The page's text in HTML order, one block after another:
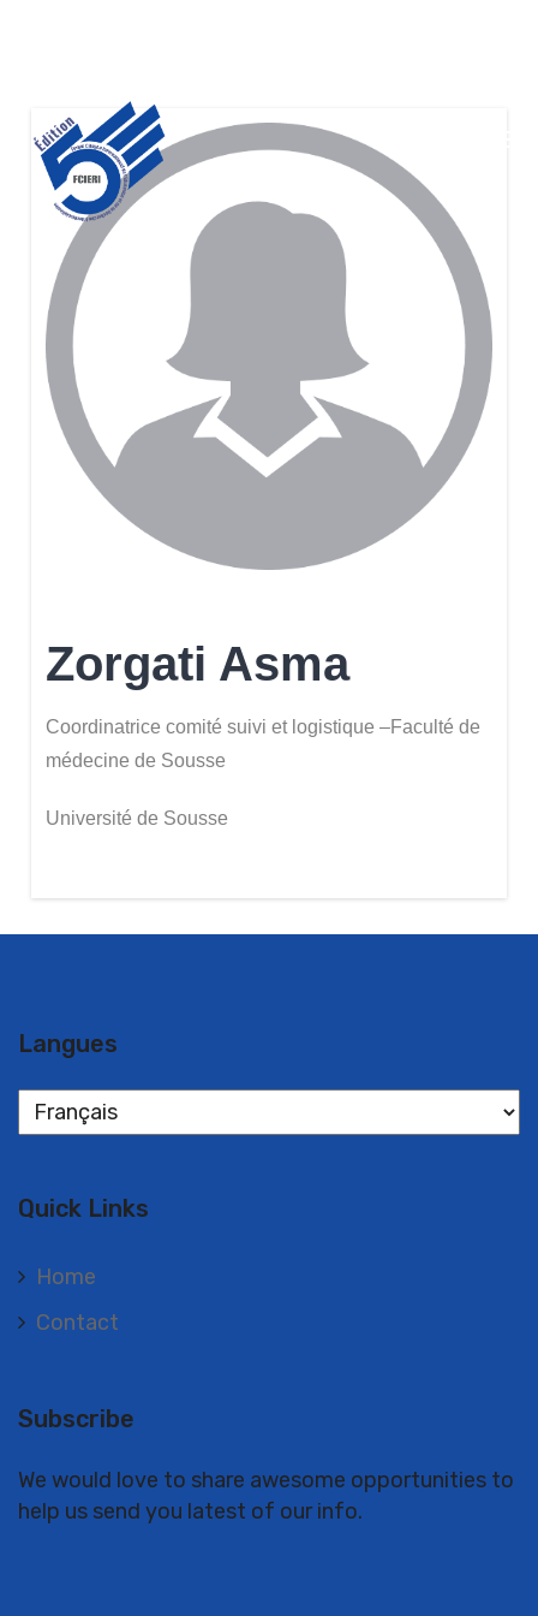
Zorgati Asma
Coordinatrice comité suivi et logistique –Faculté de
médecine de Sousse
Université de Sousse
Langues
Langues
Quick Links
Home
Contact
Subscribe
We would love to share awesome opportunities to
help us send you latest of our info.